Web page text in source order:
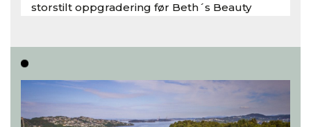
storstilt oppgradering før Beth´s Beauty
Les hele artikkelen